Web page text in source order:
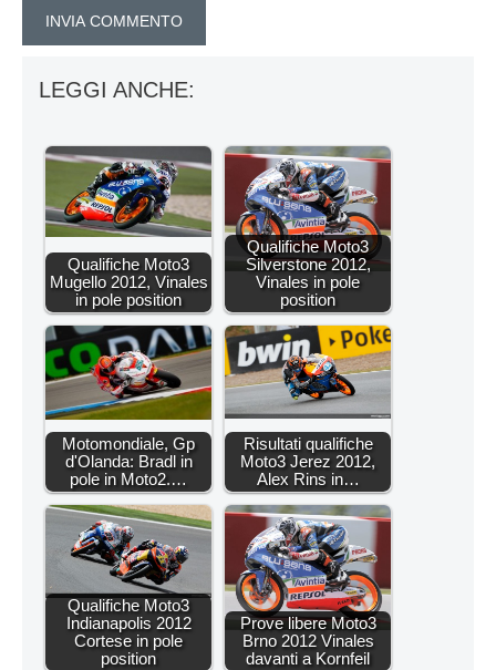
LEGGI ANCHE:
Qualifiche Moto3
Mugello 2012, Vinales
in pole position
Qualifiche Moto3
Silverstone 2012,
Vinales in pole
position
Motomondiale, Gp
d'Olanda: Bradl in
pole in Moto2.…
Risultati qualifiche
Moto3 Jerez 2012,
Alex Rins in…
Qualifiche Moto3
Indianapolis 2012
Cortese in pole
position
Prove libere Moto3
Brno 2012 Vinales
davanti a Kornfeil